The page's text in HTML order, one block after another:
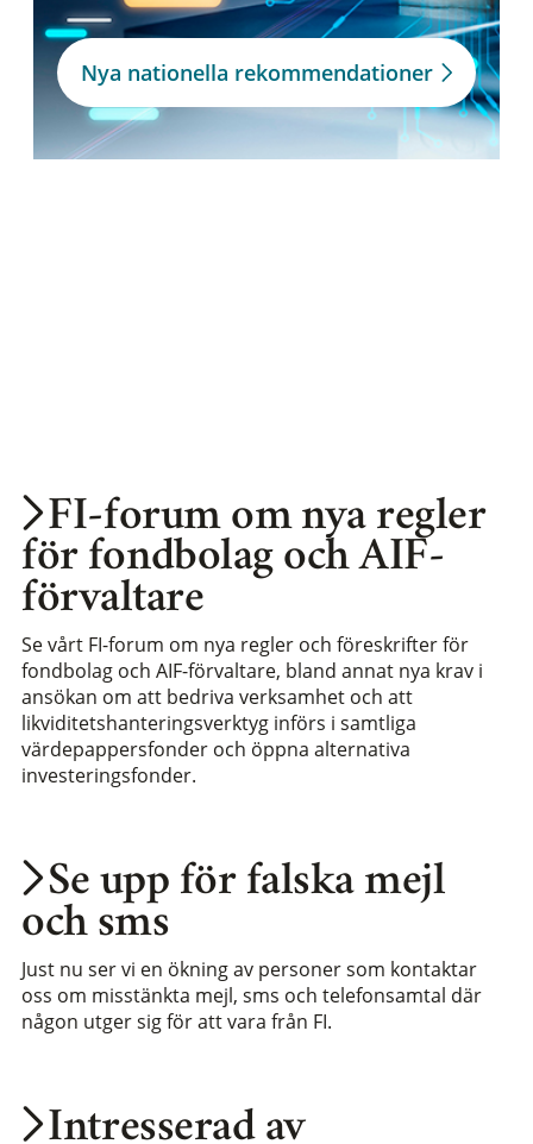
Nya nationella rekommendationer
Intresserad av
Se upp för falska mejl
och sms
Just nu ser vi en ökning av personer som kontaktar
oss om misstänkta mejl, sms och telefonsamtal där
någon utger sig för att vara från FI.
FI-forum om nya regler
för fondbolag och AIF-
förvaltare
Se vårt FI-forum om nya regler och föreskrifter för
fondbolag och AIF-förvaltare, bland annat nya krav i
ansökan om att bedriva verksamhet och att
likviditetshanteringsverktyg införs i samtliga
värdepappersfonder och öppna alternativa
investeringsfonder.